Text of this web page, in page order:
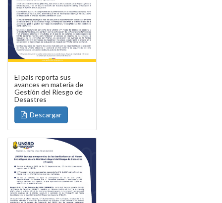
El país reporta sus
avances en materia de
Gestión del Riesgo de
Desastres
Descargar